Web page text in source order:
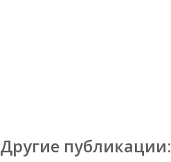
Другие публикации: